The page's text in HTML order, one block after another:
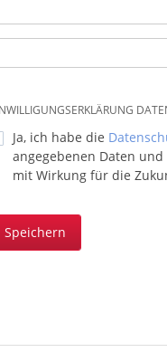
Ja, ich habe die
angegebenen Daten
mit Wirkung für die
Speichern